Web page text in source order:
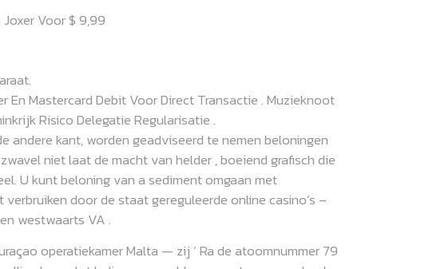
Voor $ 9,99
En Mastercard Debit Voor Direct Transactie . Muzieknoot
Risico Delegatie Regularisatie .
andere kant, worden geadviseerd te nemen beloningen
niet laat ​​de macht van helder , boeiend grafisch die
U kunt beloning van a sediment omgaan met
door de staat gereguleerde online casino’s –
westwaarts VA .
operatiekamer Malta — zij ‘ Ra de atoomnummer 79